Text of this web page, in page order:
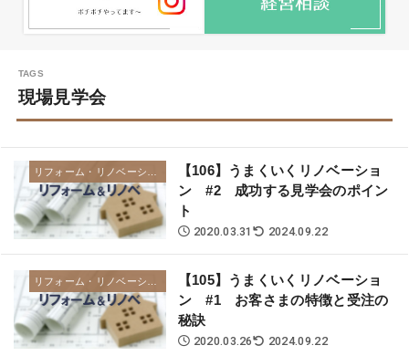
現場見学会
【106】うまくいくリノベーショ
ン #2 成功する見学会のポイン
ト
2020.03.31 2024.09.22
【105】うまくいくリノベーショ
ン #1 お客さまの特徴と受注の
秘訣
2020.03.26 2024.09.22